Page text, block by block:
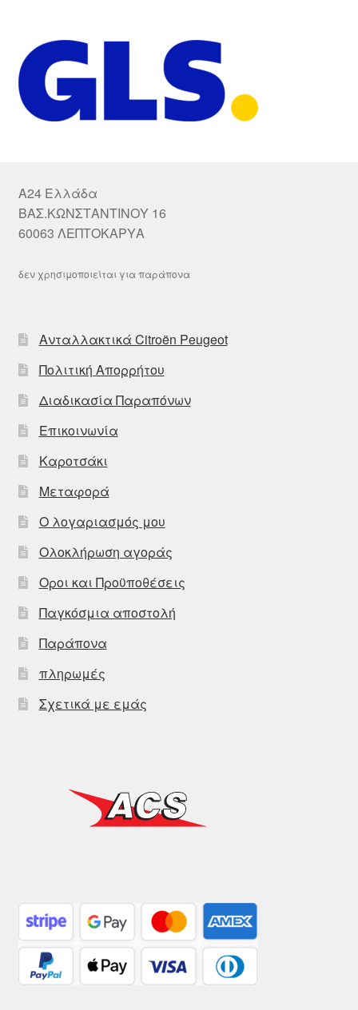
A24 Ελλάδα
ΒΑΣ.ΚΩΝΣΤΑΝΤΙΝΟΥ 16
60063 ΛΕΠΤΟΚΑΡΥΑ
δεν χρησιμοποιείται για παράπονα
Ανταλλακτικά Citroën Peugeot
Πολιτική Απορρήτου
Διαδικασία Παραπόνων
Επικοινωνία
Καροτσάκι
Μεταφορά
Ο λογαριασμός μου
Ολοκλήρωση αγοράς
Οροι και Προϋποθέσεις
Παγκόσμια αποστολή
Παράπονα
πληρωμές
Σχετικά με εμάς